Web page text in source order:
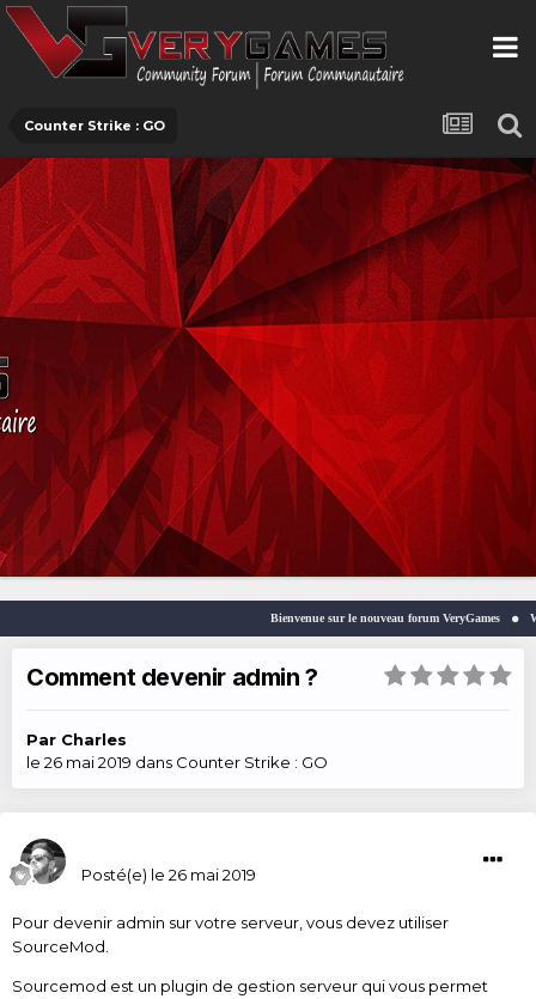
Counter Strike : GO
Bienvenue sur le nouveau forum VeryGames
Comment devenir admin ?
Par Charles
le 26 mai 2019 dans Counter Strike : GO
Posté(e) le 26 mai 2019
Pour devenir admin sur votre serveur, vous devez utiliser
SourceMod.
Sourcemod est un plugin de gestion serveur qui vous permet